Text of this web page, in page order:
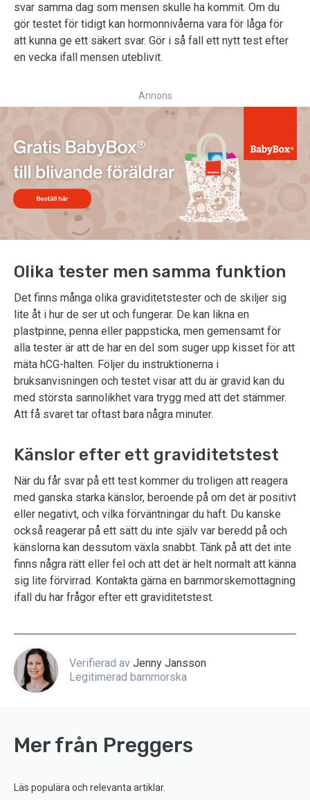
svar samma dag som mensen skulle ha kommit. Om du
gör testet för tidigt kan hormonnivåerna vara för låga för
att kunna ge ett säkert svar. Gör i så fall ett nytt test efter
en vecka ifall mensen uteblivit.
Annons
Olika tester men samma funktion
Det finns många olika graviditetstester och de skiljer sig
lite åt i hur de ser ut och fungerar. De kan likna en
plastpinne, penna eller pappsticka, men gemensamt för
alla tester är att de har en del som suger upp kisset för att
mäta hCG-halten. Följer du instruktionerna i
bruksanvisningen och testet visar att du är gravid kan du
med största sannolikhet vara trygg med att det stämmer.
Att få svaret tar oftast bara några minuter.
Känslor efter ett graviditetstest
När du får svar på ett test kommer du troligen att reagera
med ganska starka känslor, beroende på om det är positivt
eller negativt, och vilka förväntningar du haft. Du kanske
också reagerar på ett sätt du inte själv var beredd på och
känslorna kan dessutom växla snabbt. Tänk på att det inte
finns några rätt eller fel och att det är helt normalt att känna
sig lite förvirrad. Kontakta gärna en barnmorskemottagning
ifall du har frågor efter ett graviditetstest.
Verifierad av Jenny Jansson
Legitimerad barnmorska
Mer från Preggers
Läs populära och relevanta artiklar.